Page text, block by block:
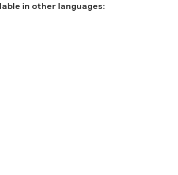
in other languages: